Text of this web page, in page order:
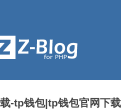
-tp钱包|tp钱包官网下